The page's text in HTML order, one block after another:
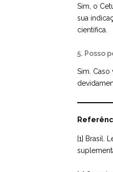
Sim, o
sua
científica.
5. Posso
Sim.
[1] Brasil.